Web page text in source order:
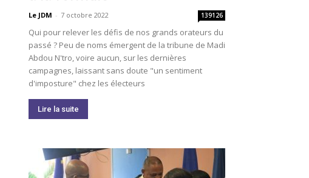
Le JDM - 7 octobre 2022 139126
Qui pour relever les défis de nos grands orateurs du
passé ? Peu de noms émergent de la tribune de Madi
Abdou N'tro, voire aucun, sur les dernières
campagnes, laissant sans doute "un sentiment
d'imposture" chez les électeurs
Lire la suite